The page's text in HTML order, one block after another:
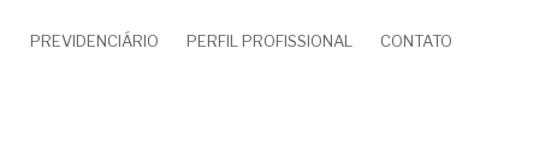
PREVIDENCIÁRIO PERFIL PROFISSIONAL CONTATO